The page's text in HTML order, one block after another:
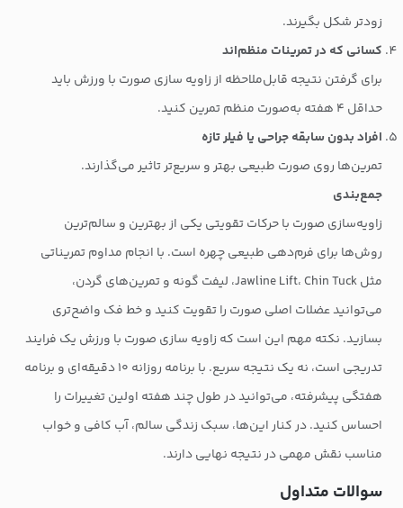
زودتر شکل بگیرند.
کسانی که در تمرینات منظم‌اند
برای گرفتن نتیجه قابل‌ملاحظه از زاویه سازی صورت با ورزش باید
حداقل ۴ هفته به‌صورت منظم تمرین کنید.
افراد بدون سابقه جراحی یا فیلر تازه
تمرین‌ها روی صورت طبیعی بهتر و سریع‌تر تاثیر می‌گذارند.
جمع‌بندی
زاویه‌سازی صورت با حرکات تقویتی یکی از بهترین و سالم‌ترین
روش‌ها برای فرم‌دهی طبیعی چهره است. با انجام مداوم تمریناتی
مثل Jawline Lift، Chin Tuck، لیفت گونه و تمرین‌های گردن،
می‌توانید عضلات اصلی صورت را تقویت کنید و خط فک واضح‌تری
بسازید. نکته مهم این است که زاویه سازی صورت با ورزش یک فرایند
تدریجی است، نه یک نتیجه سریع. با برنامه روزانه ۱۰ دقیقه‌ای و برنامه
هفتگی پیشرفته، می‌توانید در طول چند هفته اولین تغییرات را
احساس کنید. در کنار این‌ها، سبک زندگی سالم، آب کافی و خواب
مناسب نقش مهمی در نتیجه نهایی دارند.
سوالات متداول